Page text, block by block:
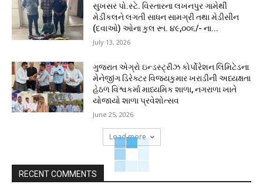
સુખસર પો.સ્ટે. વિસ્તારના લખનપુર ગામેથી
મેડીકલને લગતી સાધન સામગ્રી તથા મેડીસીન
(દવાઓ) ઓના કુલ રૂા. ૪૯,૦૦૬/- ના...
July 13, 2026
ગુજરાત એગ્રો ઇન્ડસ્ટ્રીઝ કોર્પોરેશન લિમિટેડના
મેનેજીંગ ડિરેક્ટર વિજયકુમાર ખરાડીની અધ્યક્ષતા
હેઠળ વિશ્વકર્મા માધ્યમિક શાળા, નગરાળા ખાતે
યોજાયો શાળા પ્રવેશોત્સવ
June 25, 2026
Load more
RECENT COMMENTS